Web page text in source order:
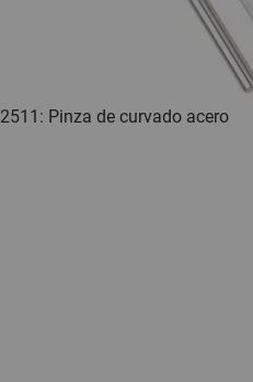
2511: Pinza de curvado acero